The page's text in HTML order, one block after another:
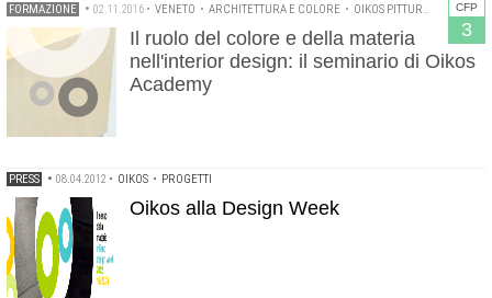
CFP
3
FORMAZIONE • 02.11.2016 • VENETO • ARCHITETTURA E COLORE • OIKOS PITTURE ECOLOGICHE
Il ruolo del colore e della materia
nell'interior design: il seminario di Oikos
Academy
PRESS • 08.04.2012 • OIKOS • PROGETTI
Oikos alla Design Week